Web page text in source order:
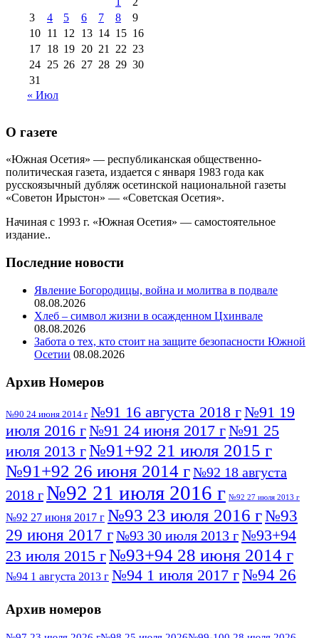
августа 2013 г
(12)
3
4 5 6 7 8
9
10 11 12 13 14 15 16
17 18 19 20 21 22 23
24 25 26 27 28 29 30
31
« Июл
О газете
«Южная Осетия» — республиканская общественно-
политическая газета, издается с января 1983 года как
русскоязычный дубляж осетинской национальной газеты
«Советон Ирыстон» — «Советская Осетия».
Начиная с 1993 г. «Южная Осетия» — самостоятельное
издание..
Последние новости
Явление Богородицы, война и молитва в подвале
08.08.2026
Хлеб – символ жизни в осажденном Цхинвале
08.08.2026
Забота о тех, кто стоит на защите безопасности Южной
Осетии 08.08.2026
Архив Номеров
№90 24 июня 2014 г №91 16 августа 2018 г№91 19
июля 2016 г№91 24 июня 2017 г№91 25
июля 2013 г№91+92 21 июля 2015 г
№91+92 26 июня 2014 г№92 18 августа
2018 г№92 21 июля 2016 г №92 27 июля 2013 г
№92 27 июня 2017 г №93 23 июля 2016 г№93
29 июня 2017 г№93 30 июля 2013 г№93+94
23 июля 2015 г№93+94 28 июня 2014 г
№94 1 августа 2013 г №94 1 июля 2017 г№94 26
№95 7 августа 2012 г
№95 28 июля 2016 г №95+96 3 августа
Архив номеров